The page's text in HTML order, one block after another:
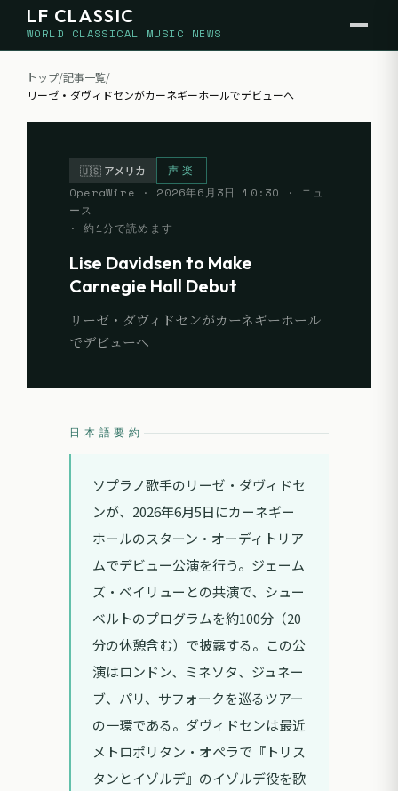
LF CLASSIC
WORLD CLASSICAL MUSIC NEWS
トップ/記事一覧/
リーゼ・ダヴィドセンがカーネギーホールでデビューへ
🇺🇸 アメリカ
声楽
OperaWire
· 2026年6月3日 10:30 · ニュ
ース
· 約1分で読めます
Lise Davidsen to Make
Carnegie Hall Debut
リーゼ・ダヴィドセンがカーネギーホール
でデビューへ
日本語要約
ソプラノ歌手のリーゼ・ダヴィドセ
ンが、2026年6月5日にカーネギー
ホールのスターン・オーディトリア
ムでデビュー公演を行う。ジェーム
ズ・ベイリューとの共演で、シュー
ベルトのプログラムを約100分（20
分の休憩含む）で披露する。この公
演はロンドン、ミネソタ、ジュネー
ブ、パリ、サフォークを巡るツアー
の一環である。ダヴィドセンは最近
メトロポリタン・オペラで『トリス
タンとイゾルデ』のイゾルデ役を歌